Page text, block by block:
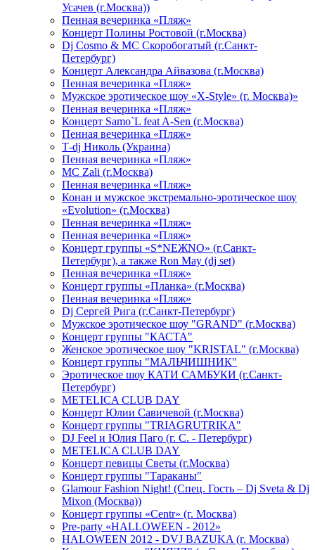
Усачев (г.Москва))
Пенная вечеринка «Пляж»
Концерт Полины Ростовой (г.Москва)
Dj Cosmo & МС Скоробогатый (г.Санкт-
Петербург)
Концерт Александра Айвазова (г.Москва)
Пенная вечеринка «Пляж»
Мужское эротическое шоу «X-Style» (г. Москва)»
Пенная вечеринка «Пляж»
Концерт Samo`L feat A-Sen (г.Москва)
Пенная вечеринка «Пляж»
Т-dj Николь (Украина)
Пенная вечеринка «Пляж»
МС Zali (г.Москва)
Пенная вечеринка «Пляж»
Конан и мужское экстремально-эротическое шоу
«Evolution» (г.Москва)
Пенная вечеринка «Пляж»
Пенная вечеринка «Пляж»
Концерт группы «S*NEЖNO» (г.Санкт-
Петербург), а также Ron May (dj set)
Пенная вечеринка «Пляж»
Концерт группы «Планка» (г.Москва)
Пенная вечеринка «Пляж»
Dj Сергей Рига (г.Санкт-Петербург)
Мужское эротическое шоу "GRAND" (г.Москва)
Концерт группы "КАСТА"
Женское эротическое шоу "KRISTAL" (г.Москва)
Концерт группы "МАЛЬЧИШНИК"
Эротическое шоу КАТИ САМБУКИ (г.Санкт-
Петербург)
METELICA CLUB DAY
Концерт Юлии Савичевой (г.Москва)
Концерт группы "TRIAGRUTRIKA"
DJ Feel и Юлия Паго (г. С. - Петербург)
METELICA CLUB DAY
Концерт певицы Светы (г.Москва)
Концерт группы "Тараканы"
Glamour Fashion Night! (Спец. Гость – Dj Sveta & Dj
Mixon (Москва))
Концерт группы «Centr» (г. Москва)
Pre-party «HALLOWEEN - 2012»
HALOWEEN 2012 - DVJ BAZUKA (г. Москва)